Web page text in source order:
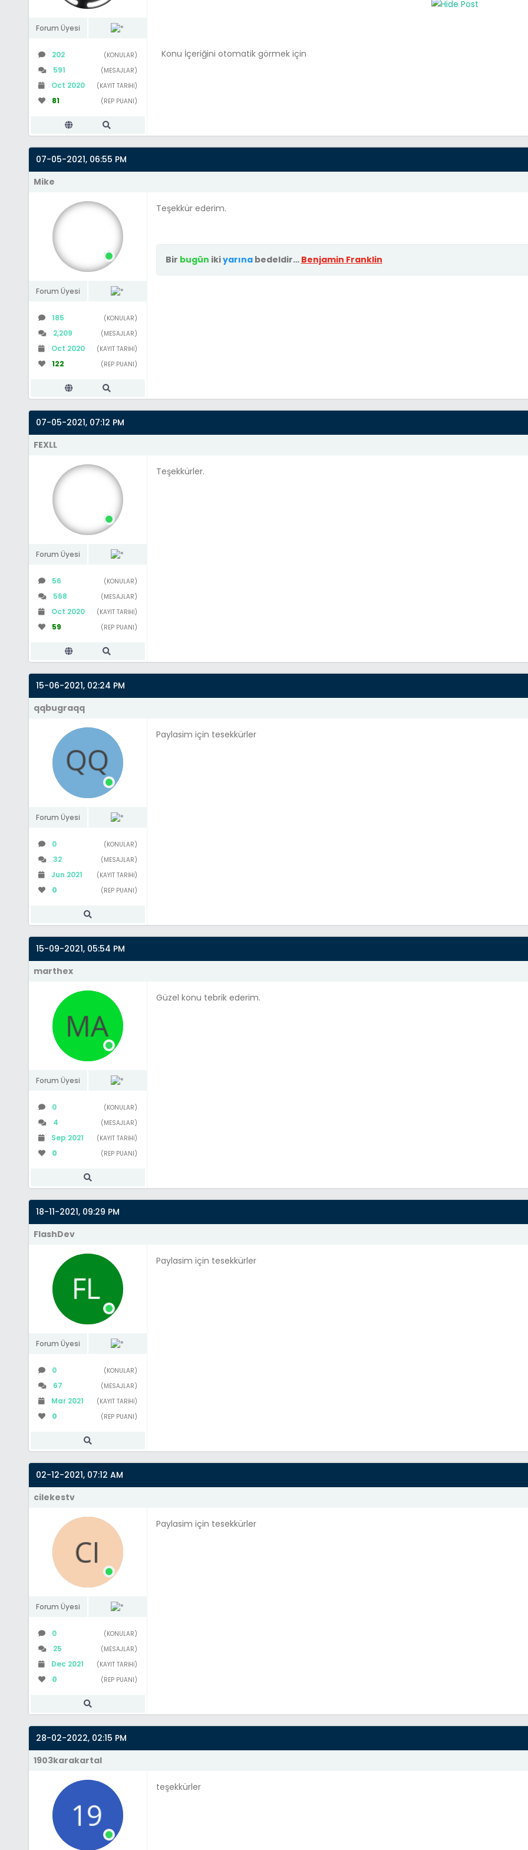
Forum Üyesi
202 (KONULAR)
591 (MESAJLAR)
Oct 2020 (KAYIT TARIHI)
81 (REP PUANI)
Konu İçeriğini otomatik görmek için
07-05-2021, 06:55 PM
Mike
Forum Üyesi
185 (KONULAR)
2,209 (MESAJLAR)
Oct 2020 (KAYIT TARIHI)
122 (REP PUANI)
Teşekkür ederim.
Bir bugün ikiyarınabedeldir… Benjamin Franklin
07-05-2021, 07:12 PM
FEXLL
Forum Üyesi
56 (KONULAR)
568 (MESAJLAR)
Oct 2020 (KAYIT TARIHI)
59 (REP PUANI)
Teşekkürler.
15-06-2021, 02:24 PM
qqbugraqq
Forum Üyesi
0 (KONULAR)
32 (MESAJLAR)
Jun 2021 (KAYIT TARIHI)
0 (REP PUANI)
Paylasim için tesekkürler
15-09-2021, 05:54 PM
marthex
Forum Üyesi
0 (KONULAR)
4 (MESAJLAR)
Sep 2021 (KAYIT TARIHI)
0 (REP PUANI)
Güzel konu tebrik ederim.
18-11-2021, 09:29 PM
FlashDev
Forum Üyesi
0 (KONULAR)
67 (MESAJLAR)
Mar 2021 (KAYIT TARIHI)
0 (REP PUANI)
Paylasim için tesekkürler
02-12-2021, 07:12 AM
cilekestv
Forum Üyesi
0 (KONULAR)
25 (MESAJLAR)
Dec 2021 (KAYIT TARIHI)
0 (REP PUANI)
Paylasim için tesekkürler
28-02-2022, 02:15 PM
1903karakartal
teşekkürler